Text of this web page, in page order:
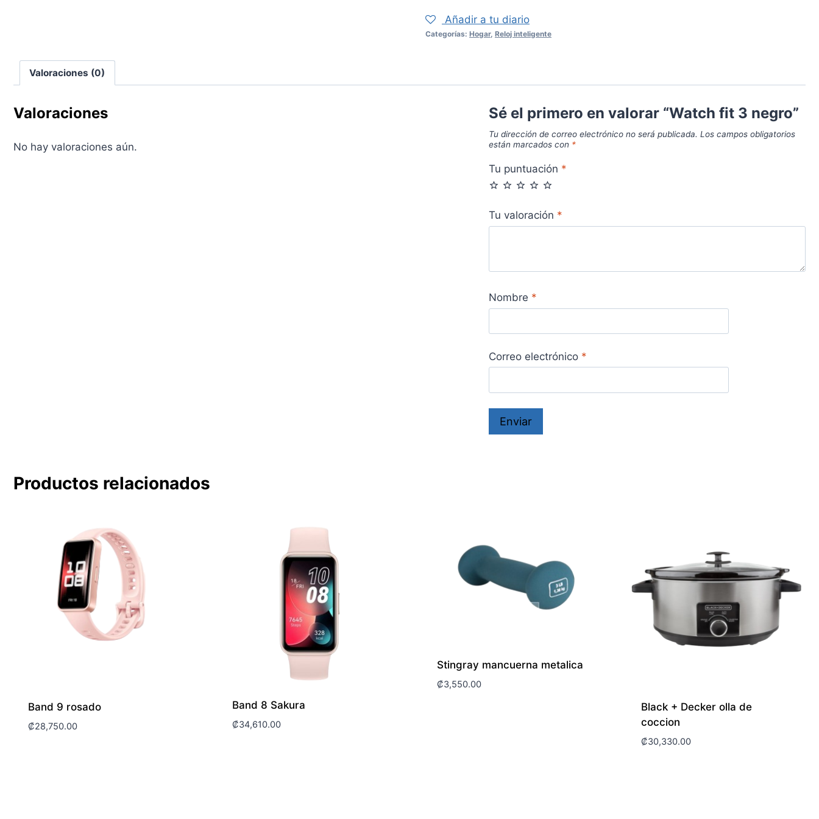
negro
cantidad
Añadir a tu diario
Categorías:Hogar,Reloj inteligente
Valoraciones (0)
Valoraciones
No hay valoraciones aún.
Sé el primero en valorar “Watch fit 3 negro”
Tu dirección de correo electrónico no será publicada. Los campos obligatorios
están marcados con *
Tu puntuación *
Tu valoración *
Nombre *
Correo electrónico *
Productos relacionados
Band 9 rosado
₡28,750.00
Band 8 Sakura
₡34,610.00
Stingray mancuerna metalica
₡3,550.00
Black + Decker olla de
coccion
₡30,330.00